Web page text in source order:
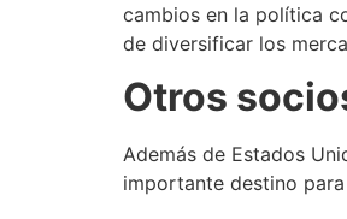
cambios en la política
de diversificar los
Otros
Además de Estados
importante destino